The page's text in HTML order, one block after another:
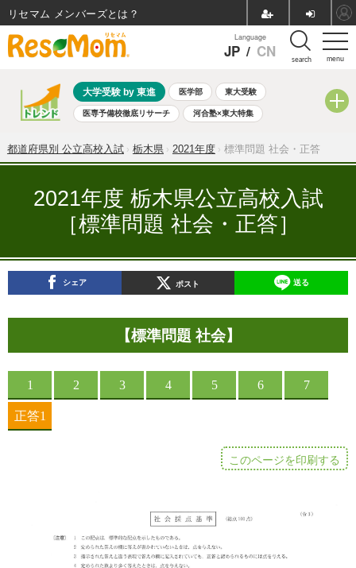
menu
Language
JP / CN search
大学受験 by 東進 医学部 東大受験
医専予備校徹底リサーチ 河合塾×東大特集
共通テスト 夏休み 8月開催学校説明会・相談会
自由研究教材（小学生向け） 自由研究教材（中学生向け）
都道府県別 公立高校入試 栃木県 2021年度 標準問題 社会・正答
2021年度 栃木県公立高校入試
［標準問題 社会・正答］
シェア ポスト 送る
【標準問題 社会】
このページを印刷する
リセマム メンバーズ